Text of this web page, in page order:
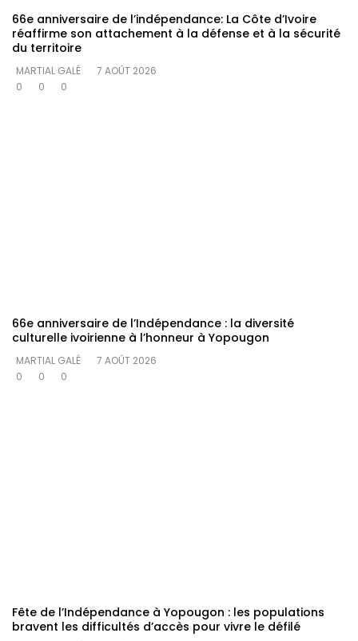
66e anniversaire de l’indépendance: La Côte d’Ivoire
réaffirme son attachement à la défense et à la sécurité
du territoire
MARTIAL GALÉ
7 AOÛT 2026
0
0 0
66e anniversaire de l’Indépendance : la diversité
culturelle ivoirienne à l’honneur à Yopougon
MARTIAL GALÉ
7 AOÛT 2026
0
0 0
Fête de l’Indépendance à Yopougon : les populations
bravent les difficultés d’accès pour vivre le défilé